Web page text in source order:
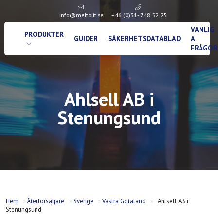
info@meltolit.se +46 (0)31- 748 52 25
PRODUKTER GUIDER SÄKERHETSDATABLAD
VANLIG
A
FRÅGOR
Ahlsell AB i
Stenungsund
Hem »Återförsäljare » Sverige »Västra Götaland » Ahlsell AB i
Stenungsund